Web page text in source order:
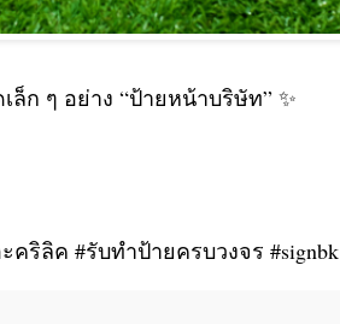
ล็ก ๆ อย่าง “ป้ายหน้าบริษัท” ✨
ริลิค #รับทำป้ายครบวงจร #signbk